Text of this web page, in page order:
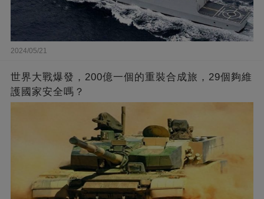
2024/05/21
世界大戰爆發，200億一個的重裝合成旅，29個夠維
護國家安全嗎？